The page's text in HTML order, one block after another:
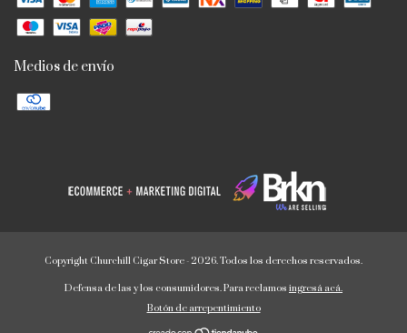
Medios de envío
Copyright Churchill Cigar Store - 2026. Todos los derechos reservados.
Defensa de las y los consumidores. Para reclamos ingresá acá.
Botón de arrepentimiento